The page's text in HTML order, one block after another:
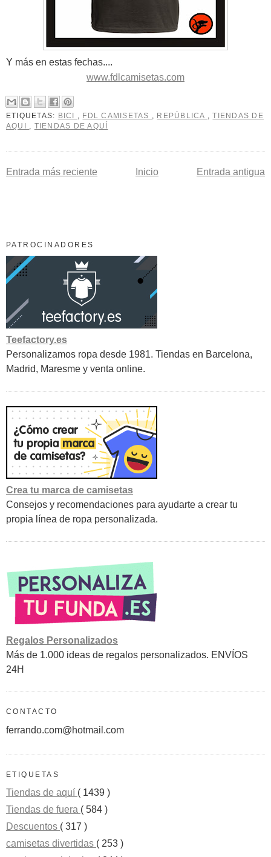
Y más en estas fechas....
www.fdlcamisetas.com
ETIQUETAS: BICI , FDL CAMISETAS , REPÚBLICA ,TIENDAS DE
AQUI , TIENDAS DE AQUÍ
Entrada más reciente Entrada antigua
Inicio
PATROCINADORES
Teefactory.es
Personalizamos ropa desde 1981. Tiendas en Barcelona,
Madrid, Maresme y venta online.
Crea tu marca de camisetas
Consejos y recomendaciones para ayudarte a crear tu
propia línea de ropa personalizada.
Regalos Personalizados
Más de 1.000 ideas de regalos personalizados. ENVÍOS
24H
CONTACTO
ferrando.com@hotmail.com
ETIQUETAS
Tiendas de aquí ( 1439 )
Tiendas de fuera ( 584 )
Descuentos ( 317 )
camisetas divertidas ( 253 )